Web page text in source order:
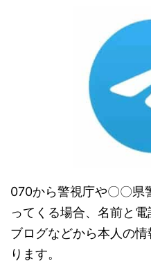
070から警視庁や〇〇県
ってくる場合、名前と
ブログなどから本人の
ります。